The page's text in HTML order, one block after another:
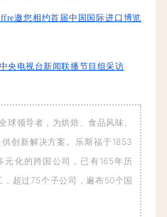
邀您相约首届中国国际进口博览
央电视台新闻联播节目组采访
球领导者，为烘焙、食品风味、
创新解决方案。乐斯福于1853
化的跨国公司，已有165年历
，超过75个子公司，遍布50个国